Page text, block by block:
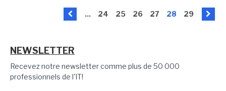
... 24 25 26 27 28 29
NEWSLETTER
Recevez notre newsletter comme plus de 50 000
professionnels de l'IT!